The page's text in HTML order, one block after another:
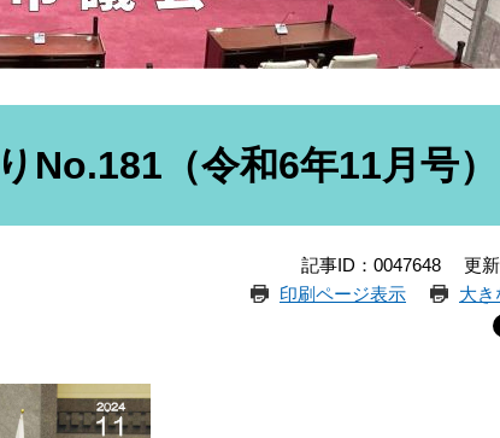
No.181（令和6年11月号）
記事ID：0047648
更
印刷ページ表示
大き